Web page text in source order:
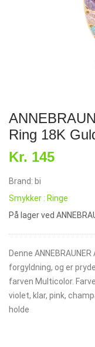
Ring 18K
Kr. 145
Brand: bi
Smykker : Ringe
På lager ved
Denne
forgyldning, og er
farven Multicolor.
violet, klar, pink,
holde